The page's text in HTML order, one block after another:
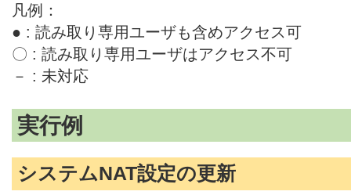
凡例：
● : 読み取り専用ユーザも含めアクセス可
〇 : 読み取り専用ユーザはアクセス不可
－ : 未対応
実行例
システムNAT設定の更新